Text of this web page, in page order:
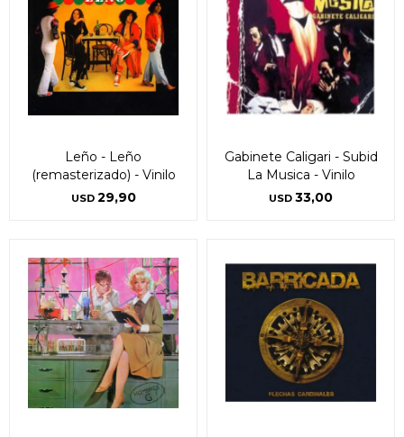
Leño - Leño
(remasterizado) - Vinilo
USD 29,90
Gabinete Caligari - Subid
La Musica - Vinilo
USD 33,00